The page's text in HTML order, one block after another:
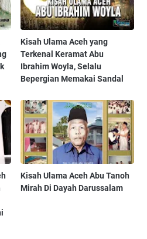
Kisah Ulama Aceh yang
Terkenal Keramat Abu
Ibrahim Woyla, Selalu
Bepergian Memakai Sandal
Kisah Ulama Aceh Abu Tanoh
Mirah Di Dayah Darussalam